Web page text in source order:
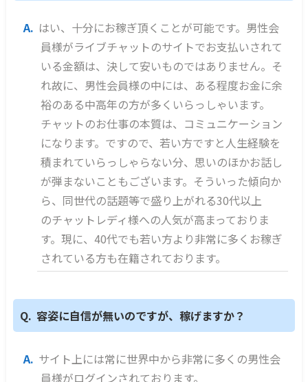
はい、十分にお稼ぎ頂くことが可能です。男性会
員様がライブチャットのサイトでお支払いされて
いる金額は、決して安いものではありません。そ
れ故に、男性会員様の中には、ある程度お金に余
裕のある中高年の方が多くいらっしゃいます。
チャットのお仕事の本質は、コミュニケーション
になります。ですので、若い方ですと人生経験を
積まれていらっしゃらない分、思いのほかお話し
が弾まないこともございます。そういった傾向か
ら、同世代の話題等で盛り上がれる30代以上
のチャットレディ様への人気が高まっておりま
す。現に、40代でも若い方より非常に多くお稼ぎ
されている方も在籍されております。
容姿に自信が無いのですが、稼げますか？
サイト上には常に世界中から非常に多くの男性会
員様がログインされております。